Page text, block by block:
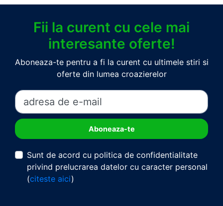
Fii la curent cu cele mai
interesante oferte!
Aboneaza-te pentru a fi la curent cu ultimele stiri si
oferte din lumea croazierelor
Sunt de acord cu politica de confidentialitate
privind prelucrarea datelor cu caracter personal
(citeste aici)